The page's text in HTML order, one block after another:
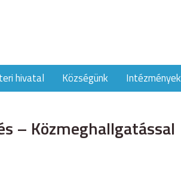
hivatal Községünk Intézmények
– Közmeghallgatással